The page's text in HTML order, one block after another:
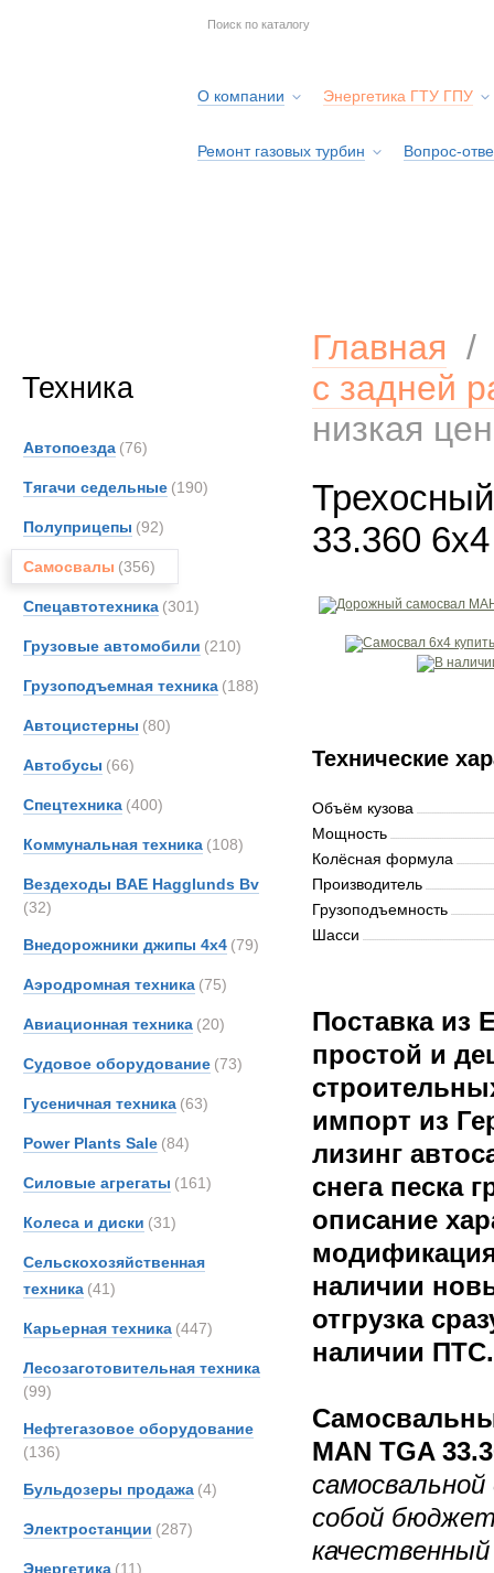
О компании Энергетика ГТУ ГПУ
Ремонт газовых турбин Вопрос-
Техника
Автопоезда (76)
Тягачи седельные (190)
Полуприцепы (92)
Самосвалы (356)
Спецавтотехника (301)
Грузовые автомобили (210)
Грузоподъемная техника (188)
Автоцистерны (80)
Автобусы (66)
Спецтехника (400)
Коммунальная техника (108)
Вездеходы BAE Hagglunds Bv
(32)
Внедорожники джипы 4х4 (79)
Аэродромная техника (75)
Авиационная техника (20)
Судовое оборудование (73)
Гусеничная техника (63)
Power Plants Sale (84)
Силовые агрегаты (161)
Колеса и диски (31)
Сельскохозяйственная
техника (41)
Карьерная техника (447)
Лесозаготовительная техника
(99)
Нефтегазовое оборудование
(136)
Бульдозеры продажа (4)
Электростанции (287)
Энергетика (11)
Главная
с задней
низкая
33.360 6x4
Технические
Объём кузова
Мощность
Колёсная формула
Производитель
Грузоподъемность
Шасси
Поставка из
простой и
импорт из
лизинг
снега песка
описание
наличии
отгрузка
наличии ПТС.
MAN TGA
собой